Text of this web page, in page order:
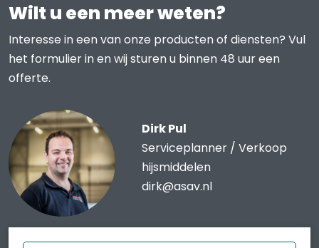
Wilt u een meer weten?
Interesse in een van onze producten of diensten? Vul
het formulier in en wij sturen u binnen 48 uur een
offerte.
Dirk Pul
Serviceplanner / Verkoop
hijsmiddelen
dirk@asav.nl